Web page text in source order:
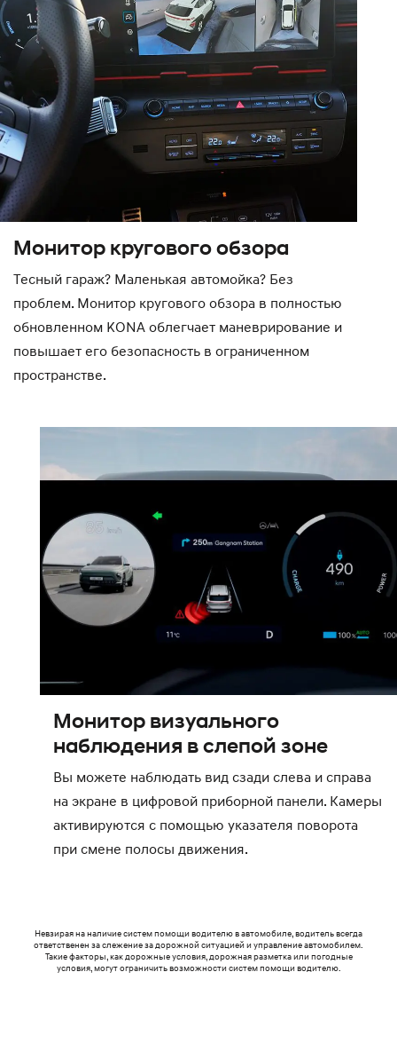
Монитор кругового обзора
Тесный гараж? Маленькая автомойка? Без
проблем. Монитор кругового обзора в полностью
обновленном KONA облегчает маневрирование и
повышает его безопасность в ограниченном
пространстве.
Монитор визуального
наблюдения в слепой зоне
Вы можете наблюдать вид сзади слева и справа
на экране в цифровой приборной панели. Камеры
активируются с помощью указателя поворота
при смене полосы движения.
Невзирая на наличие систем помощи водителю в автомобиле, водитель всегда
ответственен за слежение за дорожной ситуацией и управление автомобилем.
Такие факторы, как дорожные условия, дорожная разметка или погодные
условия, могут ограничить возможности систем помощи водителю.